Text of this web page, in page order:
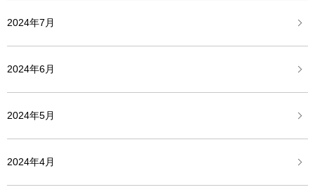
2024年7月
2024年6月
2024年5月
2024年4月